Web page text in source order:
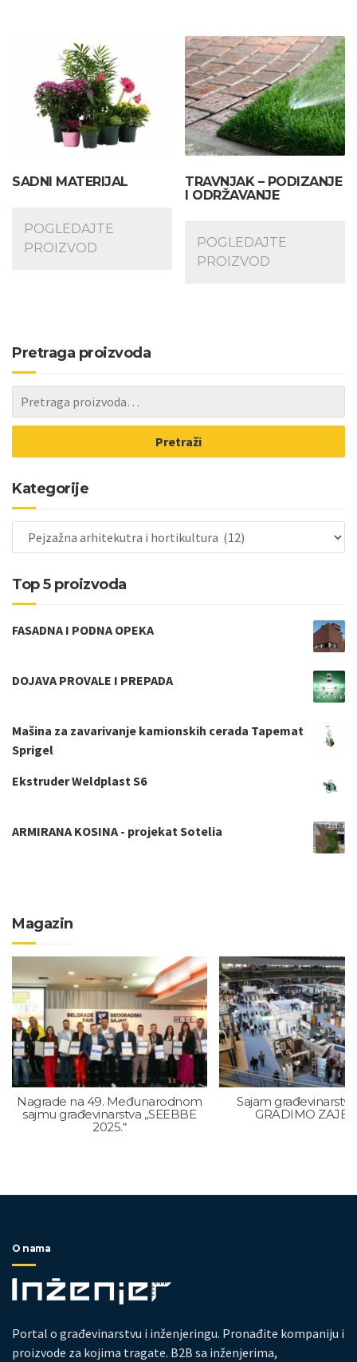
SADNI MATERIJAL
POGLEDAJTE
PROIZVOD
TRAVNJAK – PODIZANJE
I ODRŽAVANJE
POGLEDAJTE
PROIZVOD
Pretraga proizvoda
Pretraži
Kategorije
Top 5 proizvoda
FASADNA I PODNA OPEKA
DOJAVA PROVALE I PREPADA
Mašina za zavarivanje kamionskih cerada Tapemat
Sprigel
Ekstruder Weldplast S6
ARMIRANA KOSINA - projekat Sotelia
Magazin
Nagrade na 49. Međunarodnom
sajmu građevinarstva „SEEBBE
2025.“
Sajam
GRADIMO
O nama
Portal o građevinarstvu i inženjeringu. Pronađite kompaniju i
proizvode za kojima tragate. B2B sa inženjerima,